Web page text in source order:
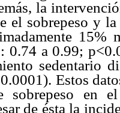
la
el sobrepeso y
15%
0.74 a 0.99;
sedentario
Estos
sobrepeso en
de ésta la